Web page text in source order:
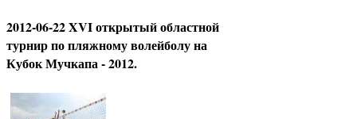
2012-06-22 XVI открытый областной
турнир по пляжному волейболу на
Кубок Мучкапа - 2012.